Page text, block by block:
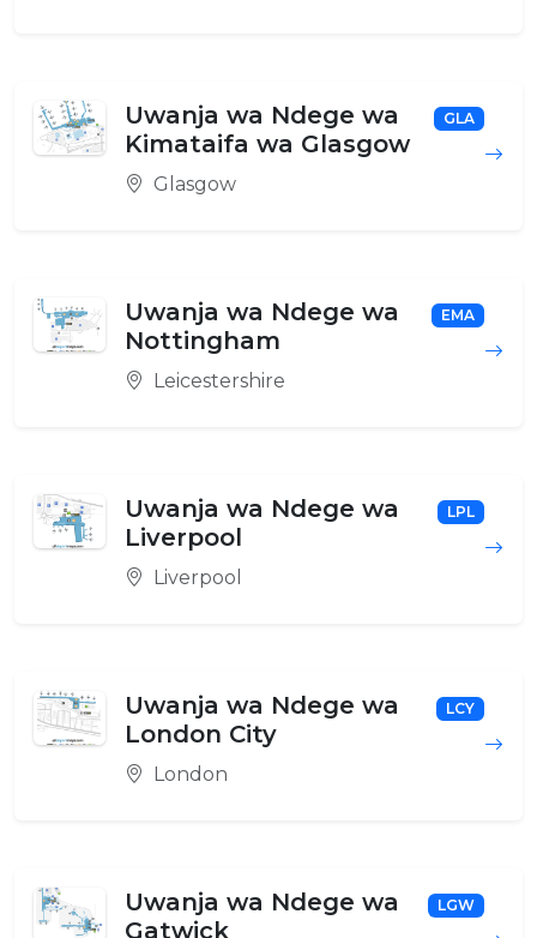
Uwanja wa Ndege wa
Kimataifa wa Glasgow
GLA
Glasgow
Uwanja wa Ndege wa
Nottingham
EMA
Leicestershire
Uwanja wa Ndege wa
Liverpool
LPL
Liverpool
Uwanja wa Ndege wa
London City
LCY
London
Uwanja wa Ndege wa
Gatwick
LGW